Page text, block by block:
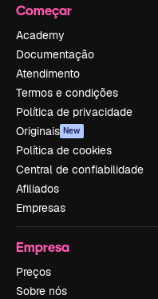
Começar
Academy
Documentação
Atendimento
Termos e condições
Política de privacidade
Originais New
Política de cookies
Central de confiabilidade
Afiliados
Empresas
Empresa
Preços
Sobre nós